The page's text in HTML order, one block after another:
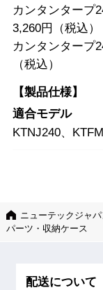
カンタンタープ
3,260円（税込）
カンタンタープ
（税込）
【製品仕様】
適合モデル
KTNJ240、
ニューテックジャ
パーツ・収納ケース
配送について